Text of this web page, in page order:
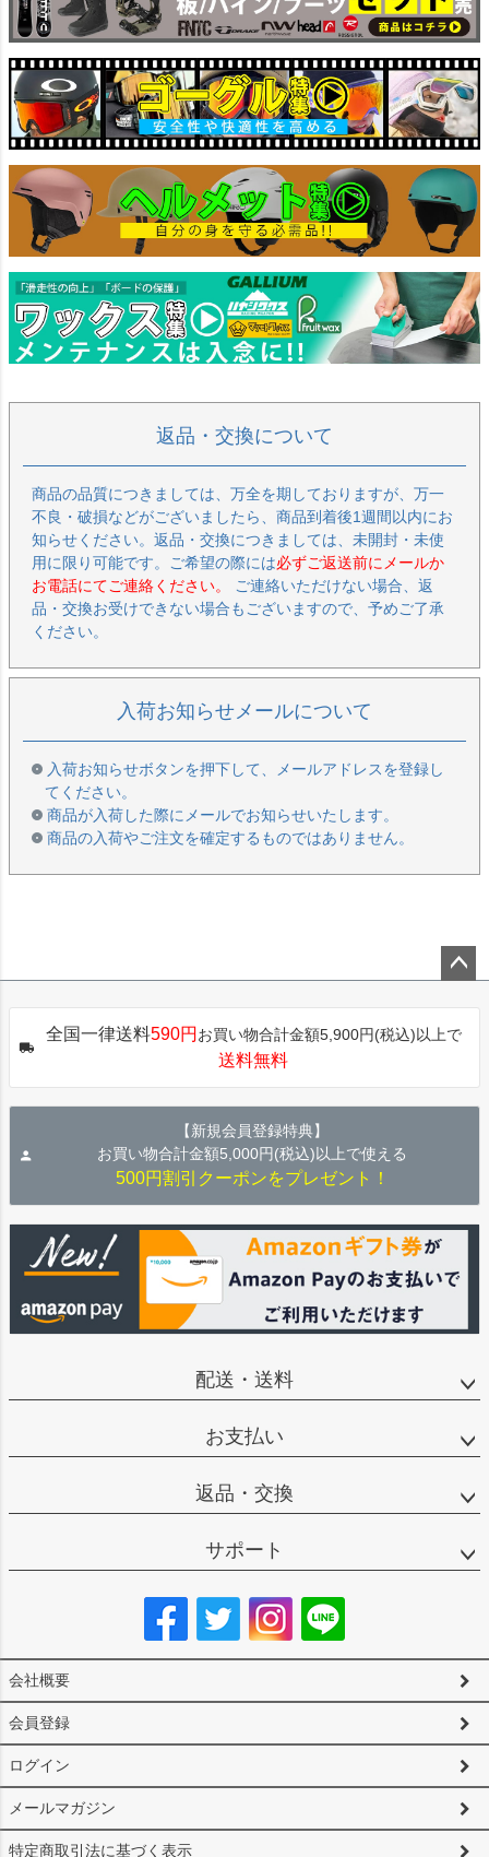
返品・交換について
商品の品質につきましては、万全を期しておりますが、万一
不良・破損などがございましたら、商品到着後1週間以内にお
知らせください。返品・交換につきましては、未開封・未使
用に限り可能です。ご希望の際には必ずご返送前にメールか
お電話にてご連絡ください。
ご連絡いただけない場合、返
品・交換お受けできない場合もございますので、予めご了承
ください。
入荷お知らせメールについて
入荷お知らせボタンを押下して、メールアドレスを登録し
てください。
商品が入荷した際にメールでお知らせいたします。
商品の入荷やご注文を確定するものではありません。
ップ
全国一律送料590円 お買い物合計金額5,900円(税込)以上で
送料無料
【新規会員登録特典】
お買い物合計金額5,000円(税込)以上で使える
500円割引クーポンをプレゼント！
配送・送料
お支払い
返品・交換
サポート
会社概要
会員登録
ログイン
メールマガジン
特定商取引法に基づく表示